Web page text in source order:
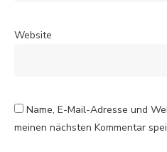
Website
Name, E-Mail-Adresse und
meinen nächsten Kommentar